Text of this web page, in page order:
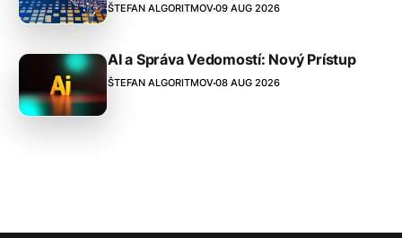
ŠTEFAN ALGORITMOV09 AUG 2026
AI a Správa Vedomostí: Nový Prístup
ŠTEFAN ALGORITMOV08 AUG 2026